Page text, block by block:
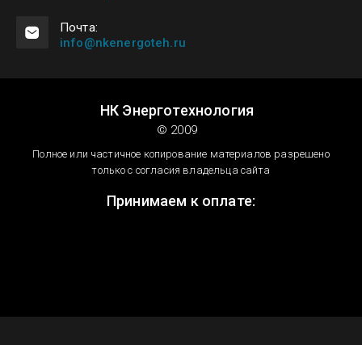
Почта:
info@nkenergoteh.ru
НК Энерготехнология
© 2009
Полное или частичное копирование материалов разрешено
только с согласия владельца сайта
Принимаем к оплате: